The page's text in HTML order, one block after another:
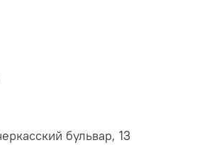
бульвар, 13